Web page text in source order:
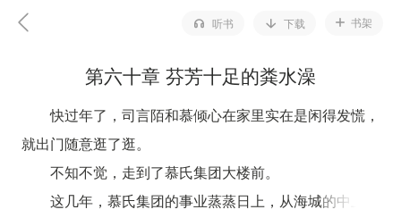
听书 下载 书架
第六十章 芬芳十足的粪水澡
快过年了，司言陌和慕倾心在家里实在是闲得发慌，
就出门随意逛了逛。
不知不觉，走到了慕氏集团大楼前。
这几年，慕氏集团的事业蒸蒸日上，从海城的中上层